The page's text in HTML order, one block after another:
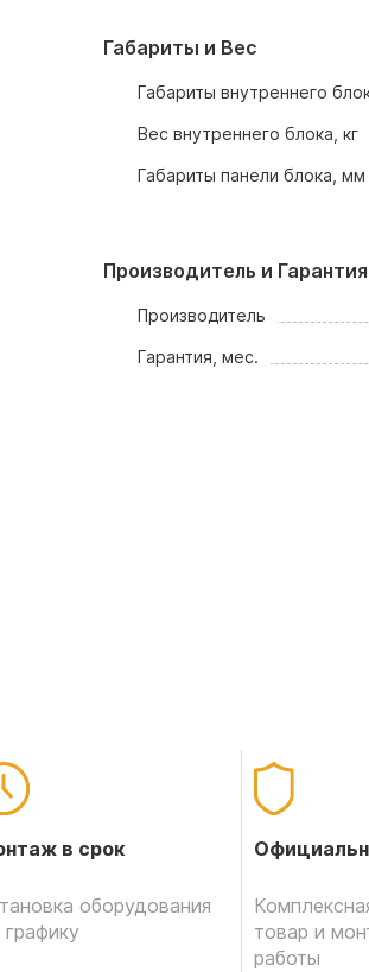
Габариты и Вес
Габариты внутреннего
Вес внутреннего блока, кг
Габариты панели блока, мм
Производитель и Гарантия
Производитель
Гарантия, мес.
в срок
оборудования
товар и
работы